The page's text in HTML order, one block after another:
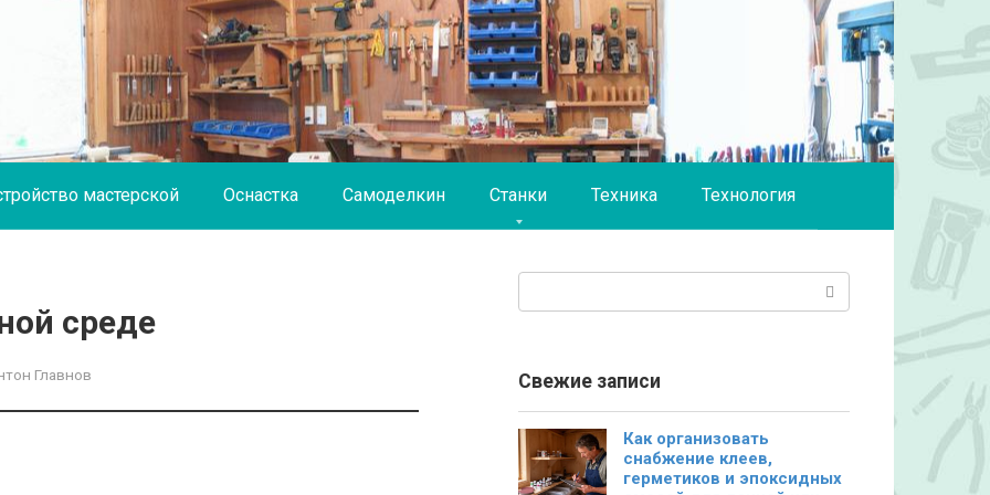
мастерской Оснастка Самоделкин Станки Техника Технология
среде
Главнов Свежие записи
Как организовать
снабжение клеев,
герметиков и эпоксидных